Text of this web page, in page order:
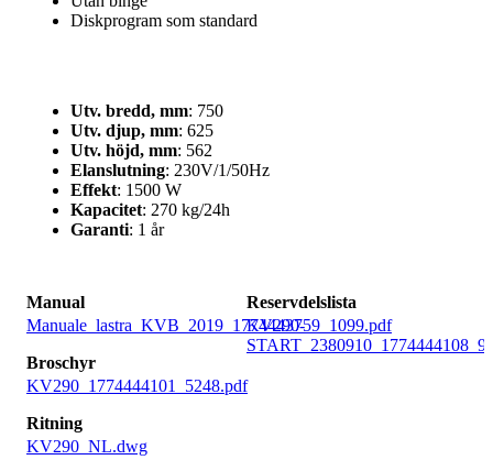
Diskprogram som standard
Utv. bredd, mm: 750
Utv. djup, mm: 625
Utv. höjd, mm: 562
Elanslutning: 230V/1/50Hz
Effekt: 1500 W
Kapacitet: 270 kg/24h
Garanti: 1 år
Manual
Manuale_lastra_KVB_2019_1774443759_1099.pdf
Broschyr
KV290_1774444101_5248.pdf
Ritning
KV290_NL.dwg
Reservdelslista
KV290-